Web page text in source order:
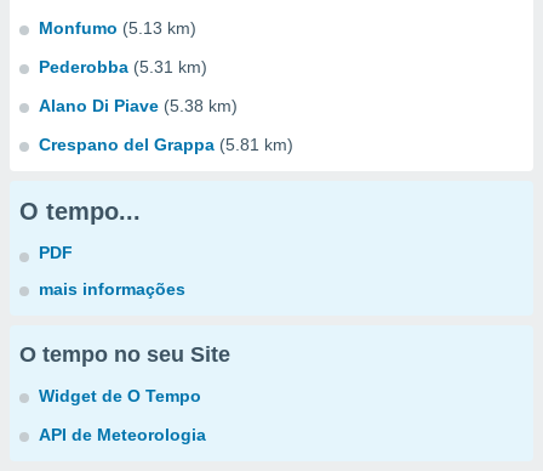
Monfumo (5.13 km)
Pederobba (5.31 km)
Alano Di Piave (5.38 km)
Crespano del Grappa (5.81 km)
O tempo...
PDF
mais informações
O tempo no seu Site
Widget de O Tempo
API de Meteorologia